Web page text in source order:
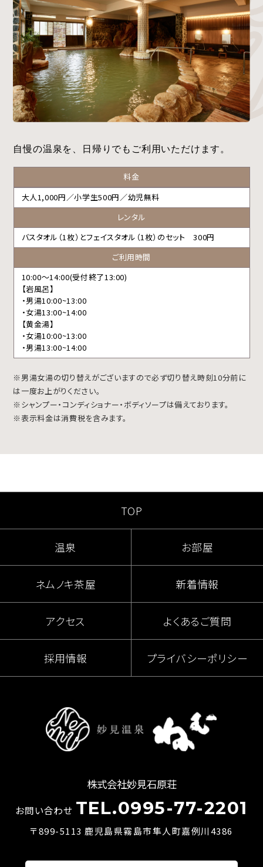
自慢の温泉を、日帰りでもご利用いただけます。
料金
大人1,000円／小学生500円／幼児無料
レンタル
バスタオル（1枚）とフェイスタオル（1枚）のセット 300円
ご利用時間
10:00～14:00(受付終了13:00)
【岩風呂】
・男湯10:00~13:00
・女湯13:00~14:00
【黄金湯】
・女湯10:00~13:00
・男湯13:00~14:00
※男湯女湯の切り替えがございますので必ず切り替え時刻10分前に
は一度お上がりください。
※シャンプー・コンディショナー・ボディソープは備えております。
※表示料金は消費税を含みます。
TOP
温泉 お部屋
ネムノキ茶屋 新着情報
アクセス よくあるご質問
採用情報 プライバシーポリシー
株式会社妙見石原荘
お問い合わせ TEL.0995-77-2201
〒899-5113 鹿児島県霧島市隼人町嘉例川4386